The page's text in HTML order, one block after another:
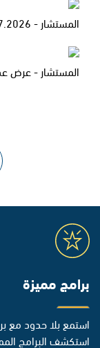
المستشار - 13.07.2026 -
المستشار - عرض عدة
برامج مميزة
استمع بلا حدود مع
استكشف البرامج